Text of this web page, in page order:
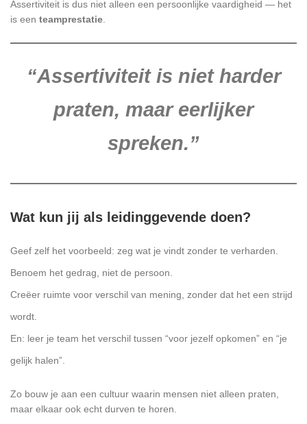
Assertiviteit is dus niet alleen een persoonlijke vaardigheid — het
is een teamprestatie.
“Assertiviteit is niet harder
praten, maar eerlijker
spreken.”
Wat kun jij als leidinggevende doen?
Geef zelf het voorbeeld: zeg wat je vindt zonder te verharden.
Benoem het gedrag, niet de persoon.
Creëer ruimte voor verschil van mening, zonder dat het een strijd
wordt.
En: leer je team het verschil tussen “voor jezelf opkomen” en “je
gelijk halen”.
Zo bouw je aan een cultuur waarin mensen niet alleen praten,
maar elkaar ook echt durven te horen.